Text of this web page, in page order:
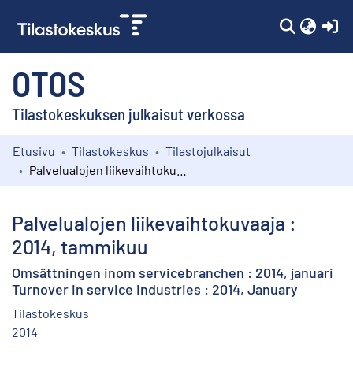
OTOS
Tilastokeskuksen julkaisut verkossa
Kokoelmat
Etusivu Tilastokeskus
Tilastojulkaisut
Palvelualojen liikevaihtokuvaaja :
2014, tammikuu
Omsättningen inom servicebranchen : 2014, januari
Turnover in service industries : 2014, January
Tilastokeskus
2014